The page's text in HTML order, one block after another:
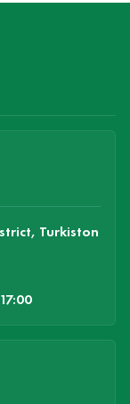
Turkiston